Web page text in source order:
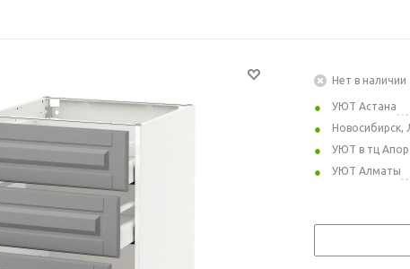
Нет в наличии
УЮТ Астана
Новосибирск,
УЮТ в тц
УЮТ Алматы